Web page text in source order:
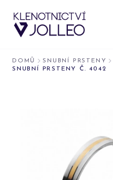
DOMŮ SNUBNÍ PRSTENY
SNUBNÍ PRSTENY Č. 4042